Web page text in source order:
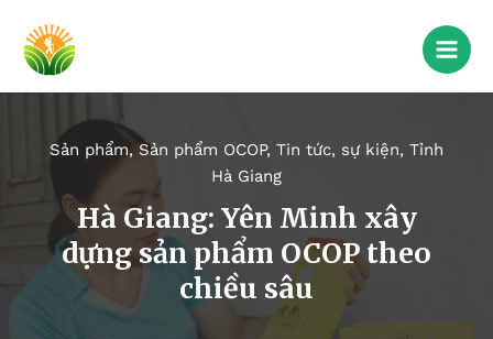
Sản phẩm, Sản phẩm OCOP, Tin tức, sự kiện, Tỉnh
Hà Giang
Hà Giang: Yên Minh xây
dựng sản phẩm OCOP theo
chiều sâu